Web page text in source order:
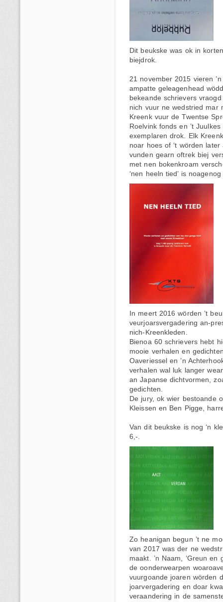
Dit beukske was ok in
biejdrok.
21 november 2015 vieren
ampatte geleagenhead
bekeande schrievers
nich vuur ne wedstried mar
Kreenk vuur de Twentse
Roelvink fonds en ’t
exemplaren drok. Elk
noar hoes of ‘t wörden
vunden gearn oftrek biej
met nen bokenkroam
‘nen heeln tied’ is
In meert 2016 wörden ’t
veurjoarsvergadering an-
nich-Kreenkleden.
Bienoa 60 schrievers hebt
mooie verhalen en
Oaveriessel en ’n
verhalen wal luk langer
an Japanse dichtvormen,
gedichten.
De jury, ok wier bestoande
Kleissen en Ben Pigge,
Van dit beukske is nog ‘n
6,-.
Zo heanigan begun ’t ne
van 2017 was der ne
maakt. ’n Naam, ‘Greun
de oonderwearpen
vuurgoande joaren wörden
joarvergadering en doar
veraandering in de